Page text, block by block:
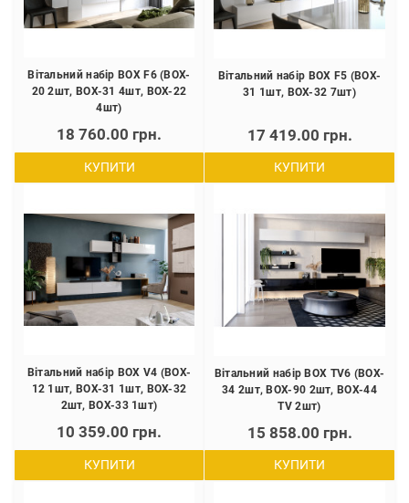
Вітальний набір BOX F6 (BOX-
20 2шт, BOX-31 4шт, BOX-22
4шт)
18 760.00 грн.
КУПИТИ
Вітальний набір BOX F5 (BOX-
31 1шт, BOX-32 7шт)
17 419.00 грн.
КУПИТИ
Вітальний набір BOX V4 (BOX-
12 1шт, BOX-31 1шт, BOX-32
2шт, BOX-33 1шт)
10 359.00 грн.
КУПИТИ
Вітальний набір BOX TV6 (BOX-
34 2шт, BOX-90 2шт, BOX-44
TV 2шт)
15 858.00 грн.
КУПИТИ